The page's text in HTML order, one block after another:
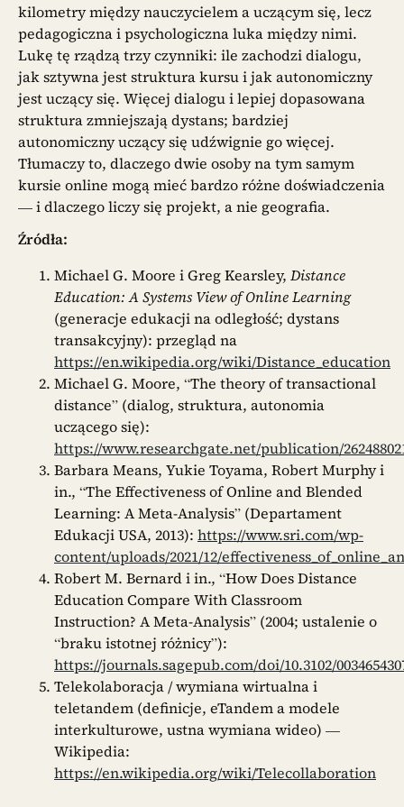
kilometry między nauczycielem a uczącym się, lecz
pedagogiczna i psychologiczna luka między nimi.
Lukę tę rządzą trzy czynniki: ile zachodzi dialogu,
jak sztywna jest struktura kursu i jak autonomiczny
jest uczący się. Więcej dialogu i lepiej dopasowana
struktura zmniejszają dystans; bardziej
autonomiczny uczący się udźwignie go więcej.
Tłumaczy to, dlaczego dwie osoby na tym samym
kursie online mogą mieć bardzo różne doświadczenia
— i dlaczego liczy się projekt, a nie geografia.
Źródła:
Michael G. Moore i Greg Kearsley, Distance
Education: A Systems View of Online Learning
(generacje edukacji na odległość; dystans
transakcyjny): przegląd na
https://en.wikipedia.org/wiki/Distance_education
Michael G. Moore, “The theory of transactional
distance” (dialog, struktura, autonomia
uczącego się):
https://www.researchgate.net/publication/
Barbara Means, Yukie Toyama, Robert Murphy i
in., “The Effectiveness of Online and Blended
Learning: A Meta-Analysis” (Departament
Edukacji USA, 2013): https://www.sri.com/wp-
content/uploads/2021/12/
Robert M. Bernard i in., “How Does Distance
Education Compare With Classroom
Instruction? A Meta-Analysis” (2004; ustalenie o
“braku istotnej różnicy”):
https://journals.sagepub.com/doi/10.3102/
Telekolaboracja / wymiana wirtualna i
teletandem (definicje, eTandem a modele
interkulturowe, ustna wymiana wideo) —
Wikipedia:
https://en.wikipedia.org/wiki/Telecollaboration